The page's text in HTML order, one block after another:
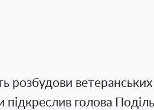
розбудови
підкреслив голова